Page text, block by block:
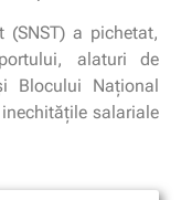
a pichetat,
alaturi de
Blocului Naţional
salariale